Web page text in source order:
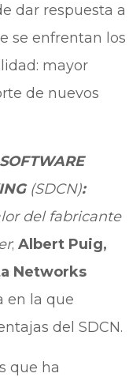
dar respuesta a
se enfrentan los
mayor
de nuevos
SOFTWARE
(SDCN):
del fabricante
; Albert Puig,
Networks
en la que
del SDCN.
que ha